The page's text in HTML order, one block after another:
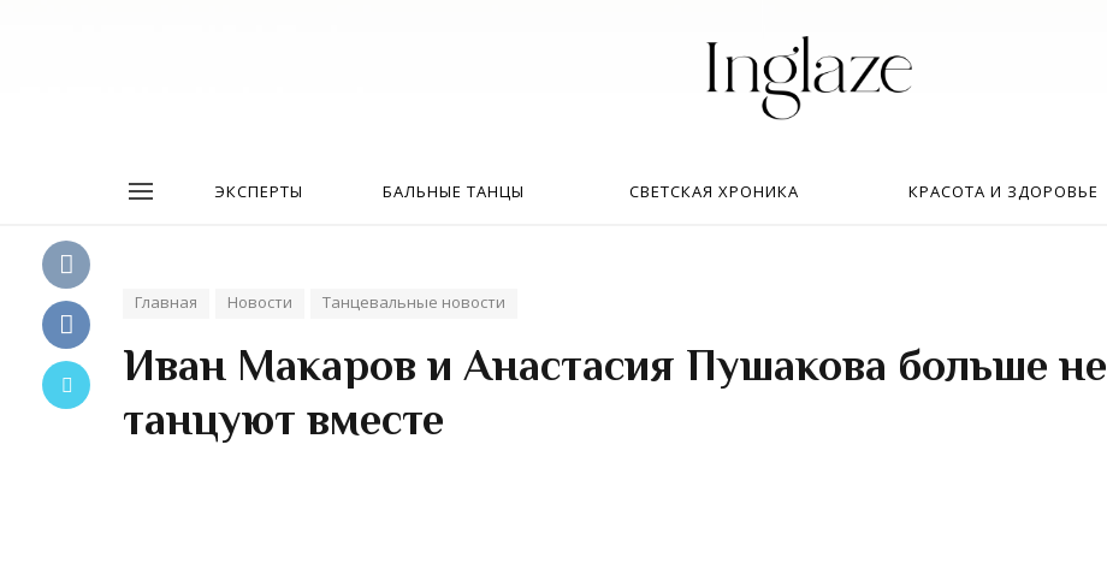
ЭКСПЕРТЫ БАЛЬНЫЕ ТАНЦЫ СВЕТСКАЯ ХРОНИКА КРАСОТА И ЗДОРОВЬЕ
Главная Новости Танцевальные новости
Иван Макаров и Анастасия Пушакова больше не
танцуют вместе